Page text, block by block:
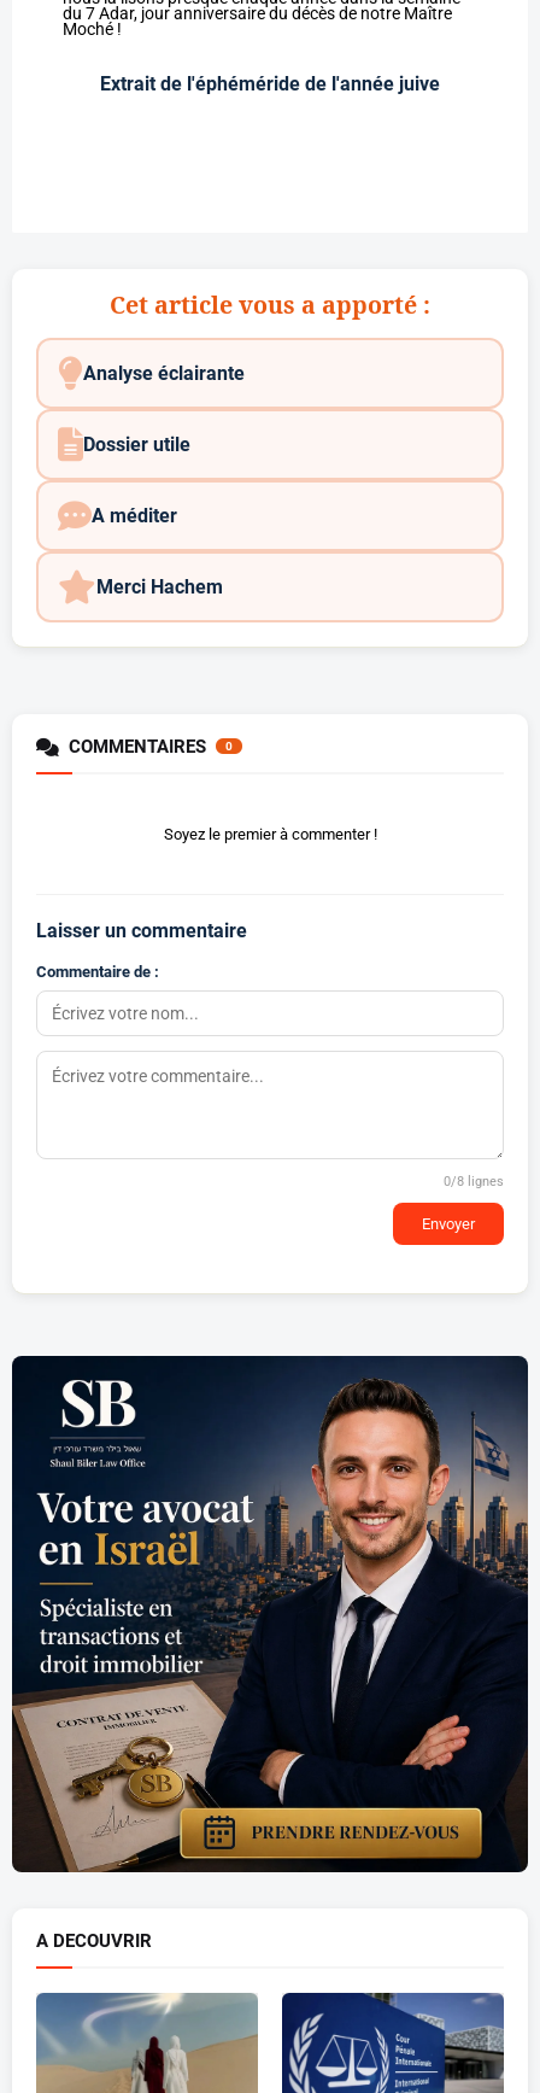
du 7 Adar, jour anniversaire du décès de notre Maître
Moché !
Extrait de l'éphéméride de l'année juive
Cet article vous a apporté :
Analyse éclairante
Dossier utile
A méditer
Merci Hachem
COMMENTAIRES 0
Soyez le premier à commenter !
Laisser un commentaire
Commentaire de :
0/8 lignes
Envoyer
A DECOUVRIR